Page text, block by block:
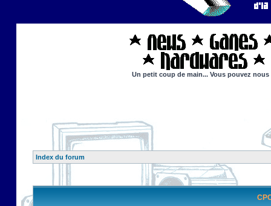
Un petit coup de main... Vous pouvez
Index du forum